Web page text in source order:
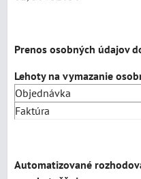
Prenos osobných údajov
Lehoty na vymazanie
Objednávka
Faktúra
Automatizované